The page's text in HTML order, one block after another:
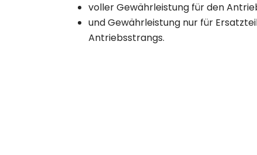
voller Gewährleistung für den
und Gewährleistung nur für
Antriebsstrangs.